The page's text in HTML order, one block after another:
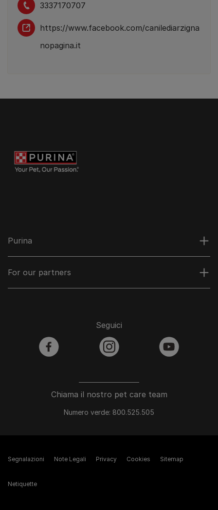
3337170707
https://www.facebook.com/canilediarzigna
nopagina.it
Purina
For our partners
Chiama il nostro pet care team
Numero verde: 800.525.505
Seguici
facebook instagram youtube
Segnalazioni Note Legali Privacy Cookies Sitemap
Netiquette